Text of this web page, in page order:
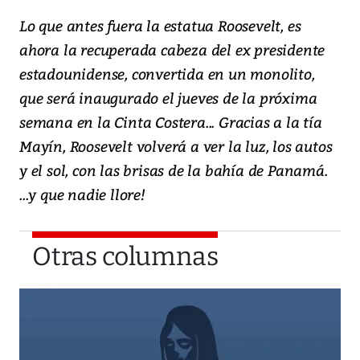
Lo que antes fuera la estatua Roosevelt, es
ahora la recuperada cabeza del ex presidente
estadounidense, convertida en un monolito,
que será inaugurado el jueves de la próxima
semana en la Cinta Costera... Gracias a la tía
Mayín, Roosevelt volverá a ver la luz, los autos
y el sol, con las brisas de la bahía de Panamá.
...y que nadie llore!
Otras columnas